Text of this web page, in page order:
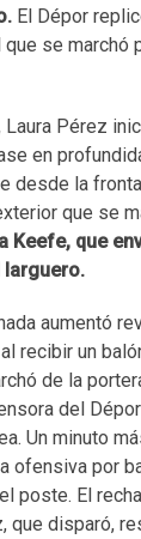
El Dépor
se marchó
Laura Pérez
en
desde la
que se
Keefe, que
larguero.
aumentó
recibir un
de la
del
Un minuto
ofensiva por
poste. El
que disparó,